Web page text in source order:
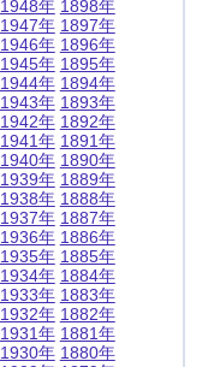
1948年
1947年
1946年
1945年
1944年
1943年
1942年
1941年
1940年
1939年
1938年
1937年
1936年
1935年
1934年
1933年
1932年
1931年
1930年
1898年
1897年
1896年
1895年
1894年
1893年
1892年
1891年
1890年
1889年
1888年
1887年
1886年
1885年
1884年
1883年
1882年
1881年
1880年